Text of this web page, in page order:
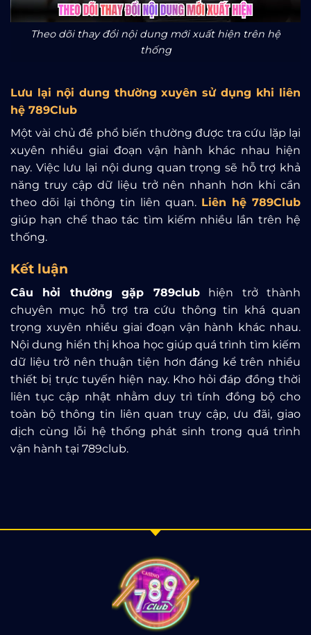
Theo dõi thay đổi nội dung mới xuất hiện trên hệ
thống
Lưu lại nội dung thường xuyên sử dụng khi liên
hệ 789Club
Một vài chủ đề phổ biến thường được tra cứu lặp lại
xuyên nhiều giai đoạn vận hành khác nhau hiện
nay. Việc lưu lại nội dung quan trọng sẽ hỗ trợ khả
năng truy cập dữ liệu trở nên nhanh hơn khi cần
theo dõi lại thông tin liên quan. Liên hệ 789Club
giúp hạn chế thao tác tìm kiếm nhiều lần trên hệ
thống.
Kết luận
Câu hỏi thường gặp 789clubhiện trở thành
chuyên mục hỗ trợ tra cứu thông tin khá quan
trọng xuyên nhiều giai đoạn vận hành khác nhau.
Nội dung hiển thị khoa học giúp quá trình tìm kiếm
dữ liệu trở nên thuận tiện hơn đáng kể trên nhiều
thiết bị trực tuyến hiện nay. Kho hỏi đáp đồng thời
liên tục cập nhật nhằm duy trì tính đồng bộ cho
toàn bộ thông tin liên quan truy cập, ưu đãi, giao
dịch cùng lỗi hệ thống phát sinh trong quá trình
vận hành tại 789club.